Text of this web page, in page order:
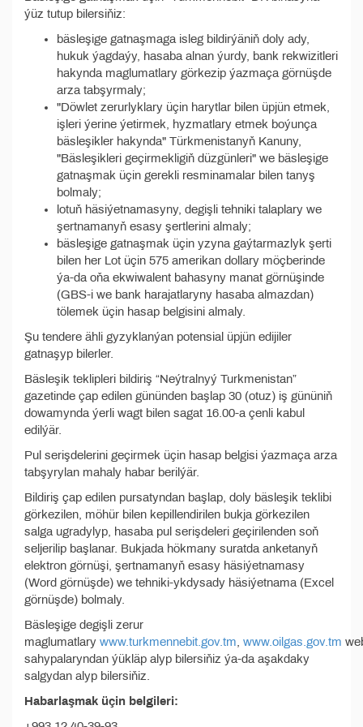
ýüz tutup bilersiňiz:
bäsleşige gatnaşmaga isleg bildirýäniň doly ady,
hukuk ýagdaýy, hasaba alnan ýurdy, bank rekwizitleri
hakynda maglumatlary görkezip ýazmaça görnüşde
arza tabşyrmaly;
"Döwlet zerurlyklary üçin harytlar bilen üpjün etmek,
işleri ýerine ýetirmek, hyzmatlary etmek boýunça
bäsleşikler hakynda" Türkmenistanyň Kanuny,
"Bäsleşikleri geçirmekligiň düzgünleri" we bäsleşige
gatnaşmak üçin gerekli resminamalar bilen tanyş
bolmaly;
lotuň häsiýetnamasyny, degişli tehniki talaplary we
şertnamanyň esasy şertlerini almaly;
bäsleşige gatnaşmak üçin yzyna gaýtarmazlyk şerti
bilen her Lot üçin 575 amerikan dollary möçberinde
ýa-da oňa ekwiwalent bahasyny manat görnüşinde
(GBS-i we bank harajatlaryny hasaba almazdan)
tölemek üçin hasap belgisini almaly.
Şu tendere ähli gyzyklanýan potensial üpjün edijiler
gatnaşyp bilerler.
Bäsleşik teklipleri bildiriş “Neýtralnyý Turkmenistan”
gazetinde çap edilen gününden başlap 30 (otuz) iş gününiň
dowamynda ýerli wagt bilen sagat 16.00-a çenli kabul
edilýär.
Pul serişdelerini geçirmek üçin hasap belgisi ýazmaça arza
tabşyrylan mahaly habar berilýär.
Bildiriş çap edilen pursatyndan başlap, doly bäsleşik teklibi
görkezilen, möhür bilen kepillendirilen bukja görkezilen
salga ugradylyp, hasaba pul serişdeleri geçirilenden soň
seljerilip başlanar. Bukjada hökmany suratda anketanyň
elektron görnüşi, şertnamanyň esasy häsiýetnamasy
(Word görnüşde) we tehniki-ykdysady häsiýetnama (Excel
görnüşde) bolmaly.
Bäsleşige degişli zerur
maglumatlary www.turkmennebit.gov.tm www.oilgas.gov.tm
sahypalaryndan ýükläp alyp bilersiňiz ýa-da aşakdaky
salgydan alyp bilersiňiz.
Habarlaşmak üçin belgileri: